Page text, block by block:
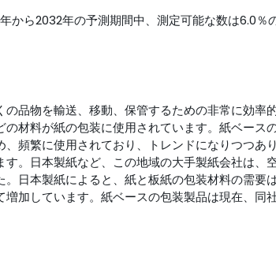
から2032年の予測期間中、測定可能な数は6.0％
品物を輸送、移動、保管するための非常に効率
材料が紙の包装に使用されています。紙ベース
頻繁に使用されており、トレンドになりつつあ
。日本製紙など、この地域の大手製紙会社は、
。日本製紙によると、紙と板紙の包装材料の需要
加しています。紙ベースの包装製品は現在、同